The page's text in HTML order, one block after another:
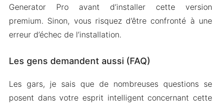
Generator Pro avant d’installer cette version
premium. Sinon, vous risquez d’être confronté à une
erreur d’échec de l’installation.
Les gens demandent aussi (FAQ)
Les gars, je sais que de nombreuses questions se
posent dans votre esprit intelligent concernant cette